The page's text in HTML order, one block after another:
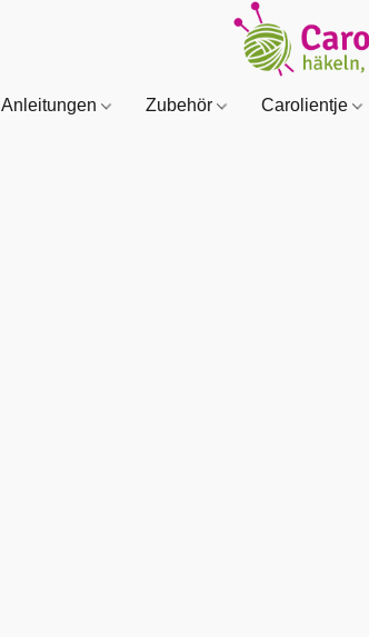
Anleitungen Zubehör Carolientje